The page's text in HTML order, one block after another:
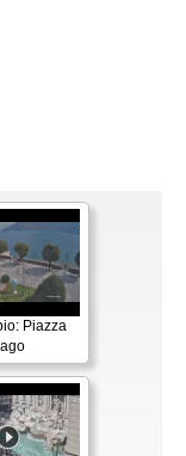
Piazza